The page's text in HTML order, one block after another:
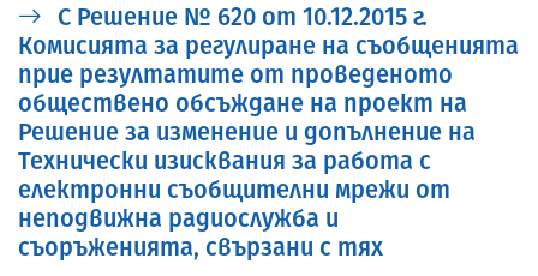
С Решение № 620 от 10.12.2015 г.
Комисията за регулиране на съобщенията
прие резултатите от проведеното
обществено обсъждане на проект на
Решение за изменение и допълнение на
Технически изисквания за работа с
електронни съобщителни мрежи от
неподвижна радиослужба и
съоръженията, свързани с тях